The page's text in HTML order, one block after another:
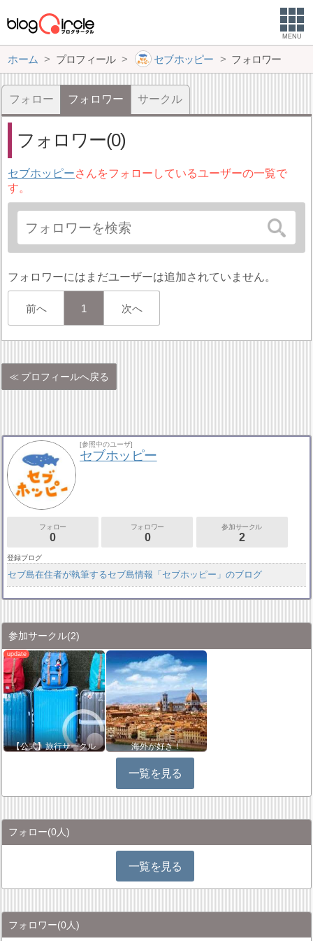
MENU
ホーム プロフィール セブホッピー フォロワー
フォロー フォロワー サークル
フォロワー(0)
セブホッピーさんをフォローしているユーザーの一覧で
す。
フォロワーにはまだユーザーは追加されていません。
前へ 1 次へ
プロフィールへ戻る
[参照中のユーザ]
セブホッピー
フォロー
0
フォロワー
0
参加サークル
2
登録ブログ
セブ島在住者が執筆するセブ島情報「セブホッピー」のブログ
参加サークル(2)
【公式】旅行サークル 海外が好き！
一覧を見る
フォロー(0人)
一覧を見る
フォロワー(0人)